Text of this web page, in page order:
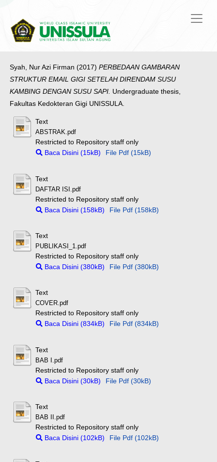
Syah, Nur Azi Firman (2017) PERBEDAAN GAMBARAN
STRUKTUR EMAIL GIGI SETELAH DIRENDAM SUSU
KAMBING DENGAN SUSU SAPI. Undergraduate thesis,
Fakultas Kedokteran Gigi UNISSULA.
Text
ABSTRAK.pdf
Restricted to Repository staff only
Baca Disini (15kB)
File Pdf (15kB)
Text
DAFTAR ISI.pdf
Restricted to Repository staff only
Baca Disini (158kB)
File Pdf (158kB)
Text
PUBLIKASI_1.pdf
Restricted to Repository staff only
Baca Disini (380kB)
File Pdf (380kB)
Text
COVER.pdf
Restricted to Repository staff only
Baca Disini (834kB)
File Pdf (834kB)
Text
BAB I.pdf
Restricted to Repository staff only
Baca Disini (30kB)
File Pdf (30kB)
Text
BAB II.pdf
Restricted to Repository staff only
Baca Disini (102kB)
File Pdf (102kB)